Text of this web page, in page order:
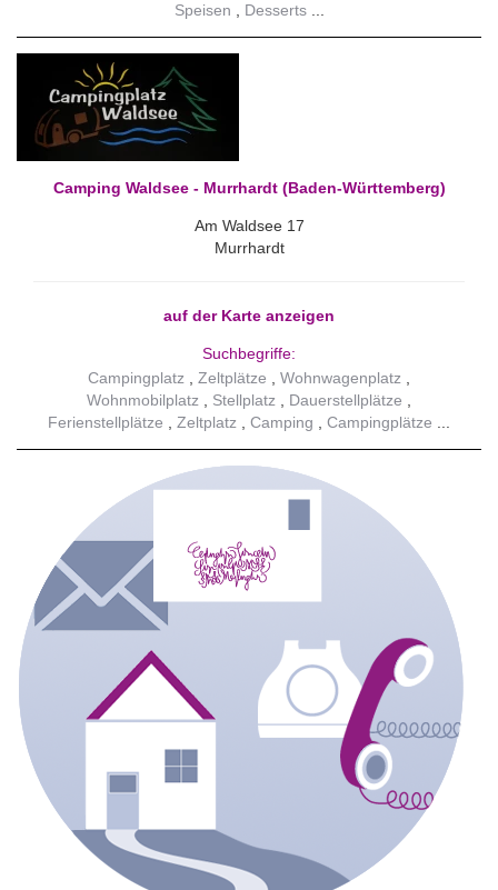
Speisen
Desserts
Camping Waldsee - Murrhardt (Baden-Württemberg)
Am Waldsee 17
Murrhardt
auf der Karte anzeigen
Suchbegriffe:
Campingplatz
Zeltplätze
Wohnwagenplatz
Wohnmobilplatz
Stellplatz
Dauerstellplätze
Ferienstellplätze
Zeltplatz Camping Campingplätze